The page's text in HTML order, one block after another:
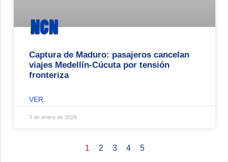
Captura de Maduro: pasajeros cancelan
viajes Medellín-Cúcuta por tensión
fronteriza
VER.
3 de enero de 2026
1 2 3 4 5